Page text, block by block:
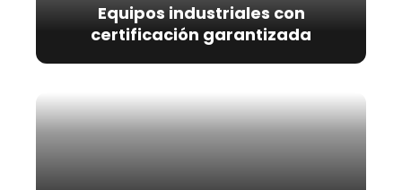
Equipos industriales con
certificación garantizada